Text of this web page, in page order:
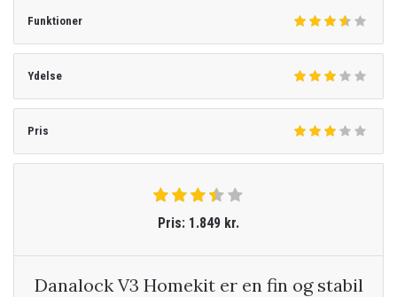
Funktioner
Ydelse
Pris
Pris: 1.849 kr.
Danalock V3 Homekit er en fin og stabil